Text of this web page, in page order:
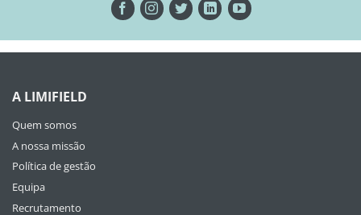
A LIMIFIELD
Quem somos
A nossa missão
Política de gestão
Equipa
Recrutamento